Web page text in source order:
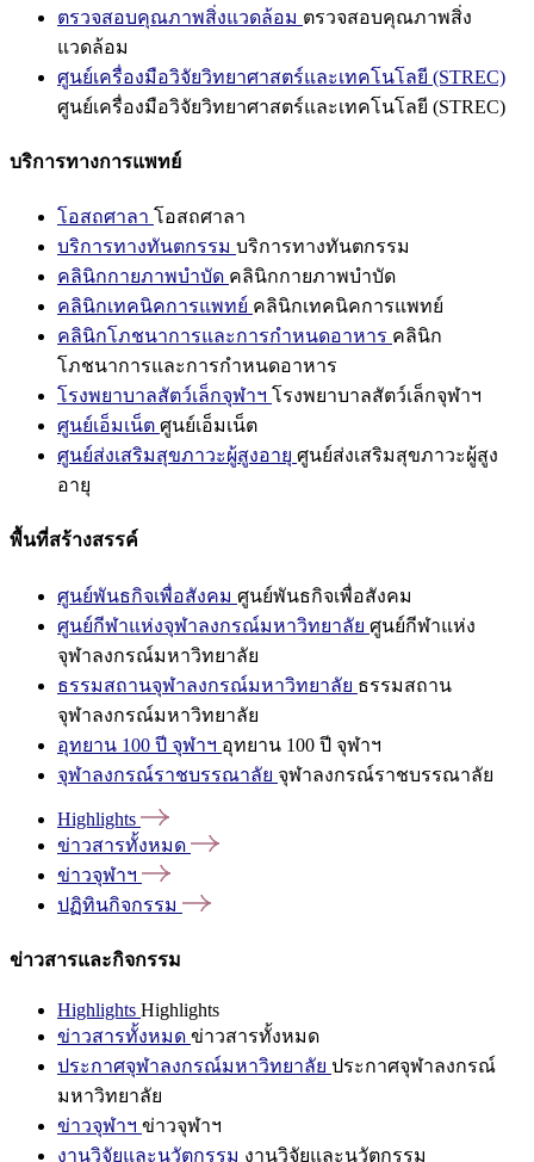
ตรวจสอบคุณภาพสิ่งแวดล้อม ตรวจสอบคุณภาพสิ่ง
แวดล้อม
ศูนย์เครื่องมือวิจัยวิทยาศาสตร์และเทคโนโลยี (STREC)
ศูนย์เครื่องมือวิจัยวิทยาศาสตร์และเทคโนโลยี (STREC)
บริการทางการแพทย์
โอสถศาลา โอสถศาลา
บริการทางทันตกรรม บริการทางทันตกรรม
คลินิกกายภาพบำบัด คลินิกกายภาพบำบัด
คลินิกเทคนิคการแพทย์ คลินิกเทคนิคการแพทย์
คลินิกโภชนาการและการกำหนดอาหาร คลินิก
โภชนาการและการกำหนดอาหาร
โรงพยาบาลสัตว์เล็กจุฬาฯ โรงพยาบาลสัตว์เล็กจุฬาฯ
ศูนย์เอ็มเน็ต ศูนย์เอ็มเน็ต
ศูนย์ส่งเสริมสุขภาวะผู้สูงอายุ ศูนย์ส่งเสริมสุขภาวะผู้สูง
อายุ
พื้นที่สร้างสรรค์
ศูนย์พันธกิจเพื่อสังคม ศูนย์พันธกิจเพื่อสังคม
ศูนย์กีฬาแห่งจุฬาลงกรณ์มหาวิทยาลัย ศูนย์กีฬาแห่ง
จุฬาลงกรณ์มหาวิทยาลัย
ธรรมสถานจุฬาลงกรณ์มหาวิทยาลัย ธรรมสถาน
จุฬาลงกรณ์มหาวิทยาลัย
อุทยาน 100 ปี จุฬาฯ อุทยาน 100 ปี จุฬาฯ
จุฬาลงกรณ์ราชบรรณาลัย จุฬาลงกรณ์ราชบรรณาลัย
Highlights
ข่าวสารทั้งหมด
ข่าวจุฬาฯ
ปฏิทินกิจกรรม
ข่าวสารและกิจกรรม
Highlights Highlights
ข่าวสารทั้งหมด ข่าวสารทั้งหมด
ประกาศจุฬาลงกรณ์มหาวิทยาลัย ประกาศจุฬาลงกรณ์
มหาวิทยาลัย
ข่าวจุฬาฯ ข่าวจุฬาฯ
งานวิจัยและนวัตกรรม งานวิจัยและนวัตกรรม